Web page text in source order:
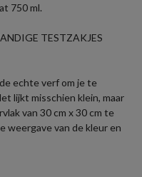
750 ml.
TESTZAKJES
echte verf om je te
lijkt misschien klein, maar
van 30 cm x 30 cm te
weergave van de kleur en